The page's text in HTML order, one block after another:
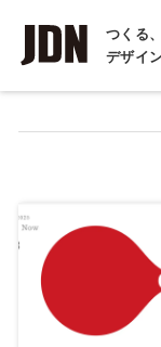
つくる
デザイ
インタビュー